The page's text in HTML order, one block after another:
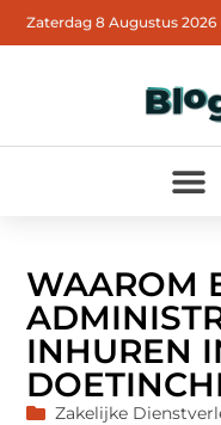
Zaterdag 8 Augustus 2026
WAAROM
INHUREN
Zakelijke